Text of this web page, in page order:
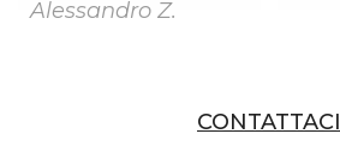
Alessandro Z.
CONTATTACI